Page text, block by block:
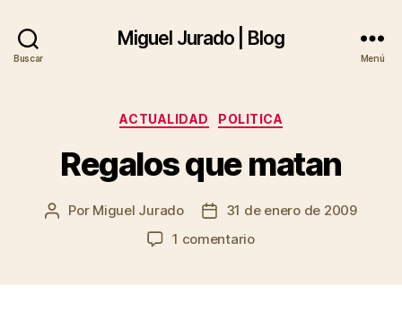
Buscar
Miguel Jurado | Blog
Menú
Categorías
ACTUALIDAD POLITICA
Regalos que matan
Autor
Por Miguel Jurado
Fecha31 de enero de 2009
1 comentarioen